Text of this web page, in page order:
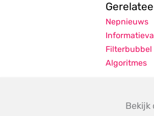
Nepnieuws
Filterbubbel
Algoritmes
Bekijk